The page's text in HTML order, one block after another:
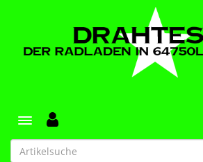
Toggle navigation